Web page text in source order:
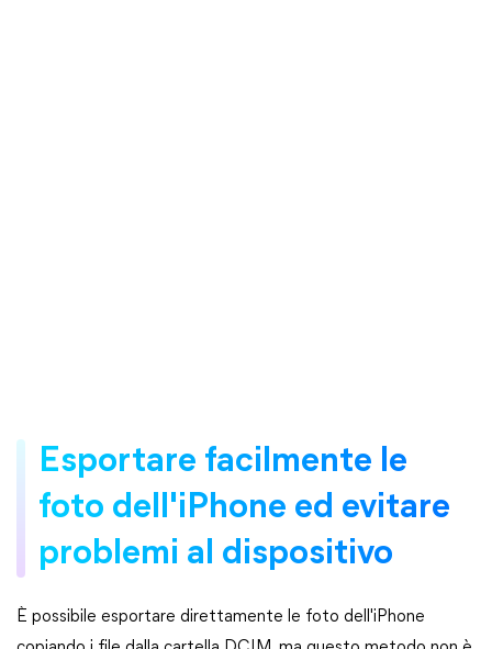
Esportare facilmente le
foto dell'iPhone ed evitare
problemi al dispositivo
È possibile esportare direttamente le foto dell'iPhone